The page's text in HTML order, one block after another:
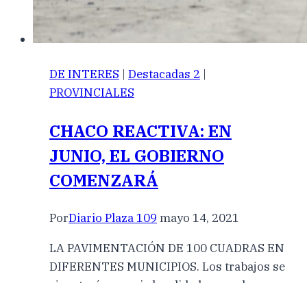
DE INTERES | Destacadas 2 |
PROVINCIALES
CHACO REACTIVA: EN
JUNIO, EL GOBIERNO
COMENZARÁ
PorDiario Plaza 109 mayo 14, 2021
LA PAVIMENTACIÓN DE 100 CUADRAS EN
DIFERENTES MUNICIPIOS. Los trabajos se